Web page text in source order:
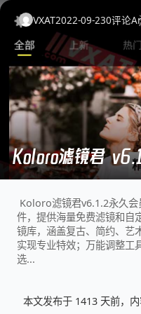
VXAT2022-09-230评论
Koloro滤镜君
Koloro滤镜君v6.1.2永久会
件，提供海量免费滤镜和自
镜库，涵盖复古、简约、艺
实现专业特效；万能调整工
选...
本文发布于 1413 天前，